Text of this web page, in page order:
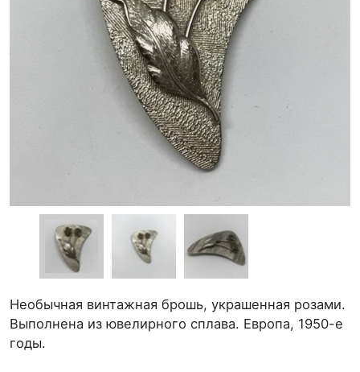
Необычная винтажная брошь, украшенная розами.
Выполнена из ювелирного сплава. Европа, 1950-е
годы.